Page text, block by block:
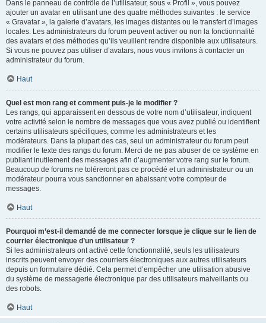
Dans le panneau de contrôle de l’utilisateur, sous « Profil », vous pouvez
ajouter un avatar en utilisant une des quatre méthodes suivantes : le service
« Gravatar », la galerie d’avatars, les images distantes ou le transfert d’images
locales. Les administrateurs du forum peuvent activer ou non la fonctionnalité
des avatars et des méthodes qu’ils veuillent rendre disponible aux utilisateurs.
Si vous ne pouvez pas utiliser d’avatars, nous vous invitons à contacter un
administrateur du forum.
Haut
Quel est mon rang et comment puis-je le modifier ?
Les rangs, qui apparaissent en dessous de votre nom d’utilisateur, indiquent
votre activité selon le nombre de messages que vous avez publié ou identifient
certains utilisateurs spécifiques, comme les administrateurs et les
modérateurs. Dans la plupart des cas, seul un administrateur du forum peut
modifier le texte des rangs du forum. Merci de ne pas abuser de ce système en
publiant inutilement des messages afin d’augmenter votre rang sur le forum.
Beaucoup de forums ne toléreront pas ce procédé et un administrateur ou un
modérateur pourra vous sanctionner en abaissant votre compteur de
messages.
Haut
Pourquoi m’est-il demandé de me connecter lorsque je clique sur le lien de
courrier électronique d’un utilisateur ?
Si les administrateurs ont activé cette fonctionnalité, seuls les utilisateurs
inscrits peuvent envoyer des courriers électroniques aux autres utilisateurs
depuis un formulaire dédié. Cela permet d’empêcher une utilisation abusive
du système de messagerie électronique par des utilisateurs malveillants ou
des robots.
Haut